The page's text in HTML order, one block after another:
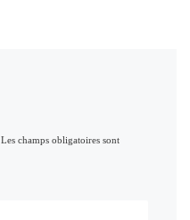
Les champs obligatoires sont